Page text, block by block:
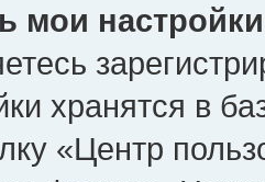
мои
хранятся в
«Центр